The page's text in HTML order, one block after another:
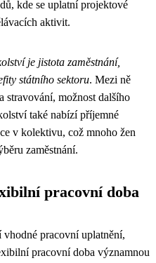
kde se uplatní projektové
aktivit.
je jistota zaměstnání,
státního sektoru. Mezi ně
stravování, možnost dalšího
také nabízí příjemné
v kolektivu, což mnoho žen
zaměstnání.
pracovní doba
pracovní uplatnění,
pracovní doba významnou